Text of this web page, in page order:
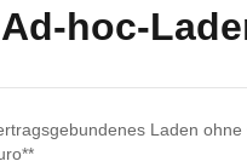
hoc-
Laden